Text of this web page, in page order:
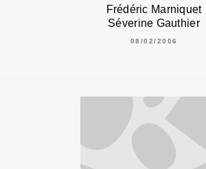
Frédéric Marniquet
Séverine Gauthier
08/02/2006